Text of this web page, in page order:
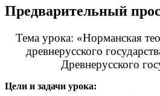
Предварительный
Тема урока: «Норманская
древнерусского
Древнерусского
Цели и задачи урока: